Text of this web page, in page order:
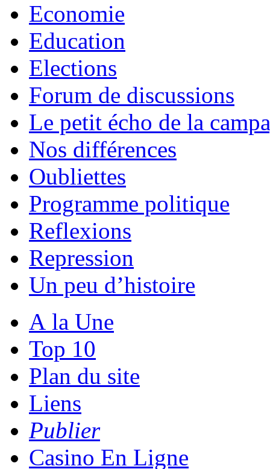
Economie
Education
Elections
Forum de discussions
Le petit écho de la
Nos différences
Oubliettes
Programme politique
Reflexions
Repression
Un peu d’histoire
A la Une
Top 10
Plan du site
Liens
Publier
Casino En Ligne